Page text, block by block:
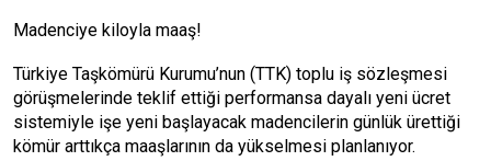
Madenciye kiloyla maaş!
Türkiye Taşkömürü Kurumu’nun (TTK) toplu iş sözleşmesi
görüşmelerinde teklif ettiği performansa dayalı yeni ücret
sistemiyle işe yeni başlayacak madencilerin günlük ürettiği
kömür arttıkça maaşlarının da yükselmesi planlanıyor.